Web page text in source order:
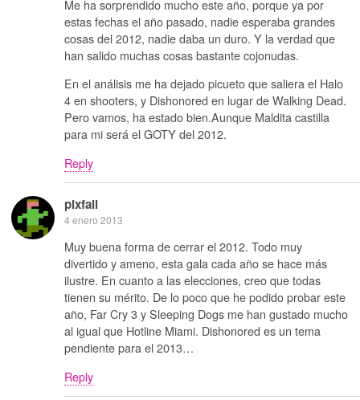
Me ha sorprendido mucho este año, porque ya por
estas fechas el año pasado, nadie esperaba grandes
cosas del 2012, nadie daba un duro. Y la verdad que
han salido muchas cosas bastante cojonudas.
En el análisis me ha dejado picueto que saliera el Halo
4 en shooters, y Dishonored en lugar de Walking Dead.
Pero vamos, ha estado bien.Aunque Maldita castilla
para mi será el GOTY del 2012.
Reply
pixfall
4 enero 2013
Muy buena forma de cerrar el 2012. Todo muy
divertido y ameno, esta gala cada año se hace más
ilustre. En cuanto a las elecciones, creo que todas
tienen su mérito. De lo poco que he podido probar este
año, Far Cry 3 y Sleeping Dogs me han gustado mucho
al igual que Hotline Miami. Dishonored es un tema
pendiente para el 2013…
Reply